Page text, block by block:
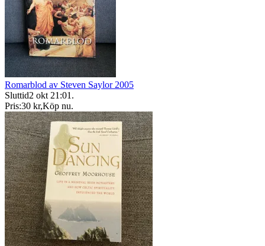
Romarblod av Steven Saylor 2005
Sluttid2 okt 21:01 .
Pris:30 kr,Köp nu.